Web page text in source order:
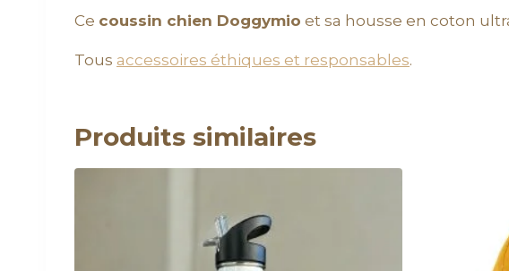
Ce coussin chien Doggymio et sa housse en coton
Tous accessoires éthiques et responsables.
Produits similaires